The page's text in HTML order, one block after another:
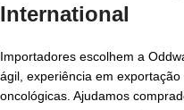
International
Importadores escolhem a
ágil, experiência em
oncológicas. Ajudamos